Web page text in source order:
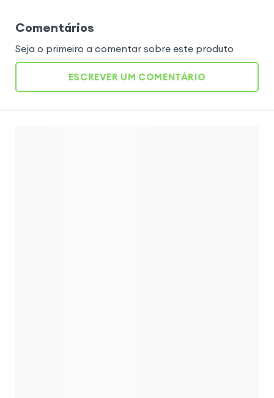
Comentários
Seja o primeiro a comentar sobre este produto
ESCREVER UM COMENTÁRIO